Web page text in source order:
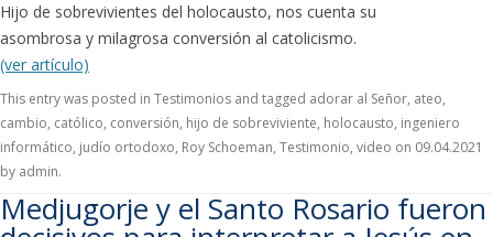
Hijo de sobrevivientes del holocausto, nos cuenta su
asombrosa y milagrosa conversión al catolicismo.
(ver artículo)
This entry was posted in Testimonios and tagged adorar al Señor, ateo,
cambio, católico, conversión, hijo de sobreviviente, holocausto, ingeniero
informático, judío ortodoxo, Roy Schoeman, Testimonio, video on 09.04.2021
by admin.
Medjugorje y el Santo Rosario fueron